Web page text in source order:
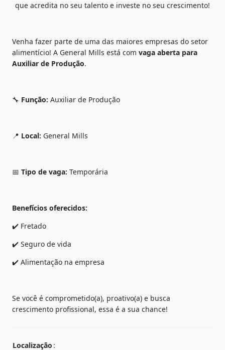
que acredita no seu talento e investe no seu crescimento!
Venha fazer parte de uma das maiores empresas do setor
alimentício! A General Mills está com vaga aberta para
Auxiliar de Produção.
🔧 Função: Auxiliar de Produção
📍 Local: General Mills
📅 Tipo de vaga: Temporária
Benefícios oferecidos:
✔️ Fretado
✔️ Seguro de vida
✔️ Alimentação na empresa
Se você é comprometido(a), proativo(a) e busca
crescimento profissional, essa é a sua chance!
Localização